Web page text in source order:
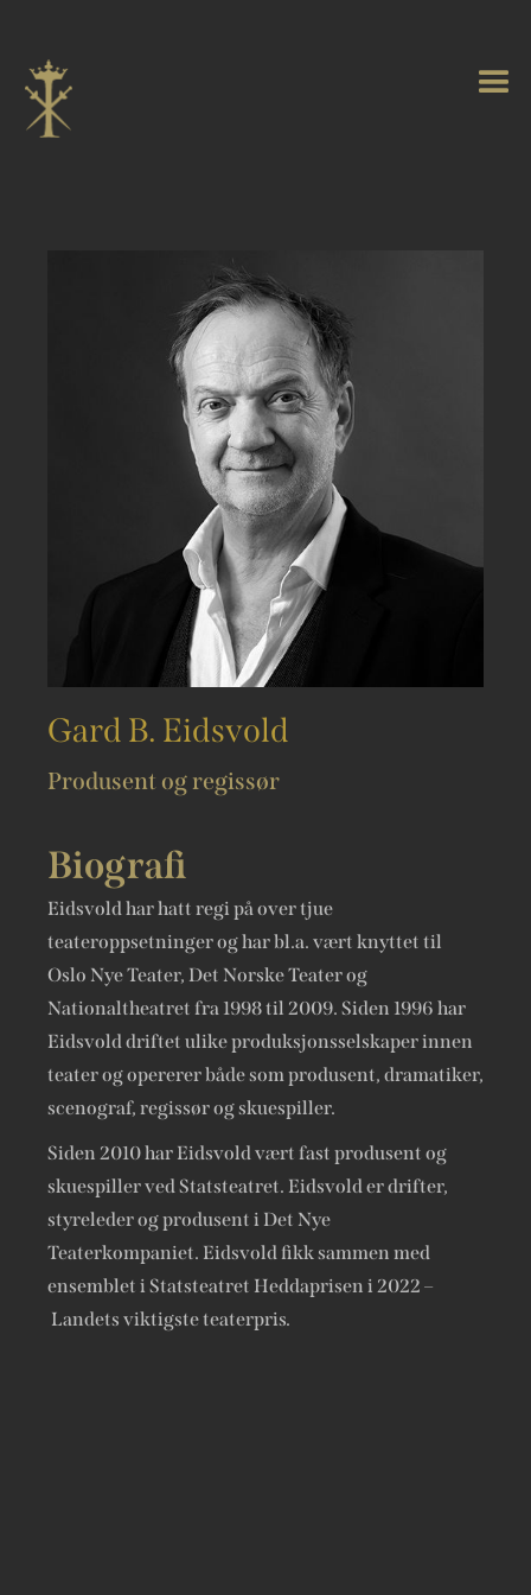
Gard B. Eidsvold
Produsent og regissør
Biografi
Eidsvold har hatt regi på over tjue
teateroppsetninger og har bl.a. vært knyttet til
Oslo Nye Teater, Det Norske Teater og
Nationaltheatret fra 1998 til 2009. Siden 1996 har
Eidsvold driftet ulike produksjonsselskaper innen
teater og opererer både som produsent, dramatiker,
scenograf, regissør og skuespiller.
Siden 2010 har Eidsvold vært fast produsent og
skuespiller ved Statsteatret. Eidsvold er drifter,
styreleder og produsent i Det Nye
Teaterkompaniet. Eidsvold fikk sammen med
ensemblet i Statsteatret Heddaprisen i 2022 –
Landets viktigste teaterpris.